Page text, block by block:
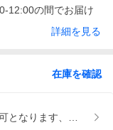
12:00の間でお届け
詳細を見る
在庫を確認
となります、サイズ